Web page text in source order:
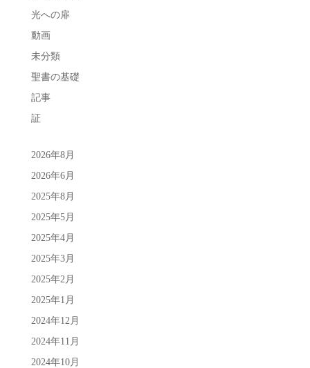
光への扉
動画
未分類
聖書の基礎
記事
証
2026年8月
2026年6月
2025年8月
2025年5月
2025年4月
2025年3月
2025年2月
2025年1月
2024年12月
2024年11月
2024年10月